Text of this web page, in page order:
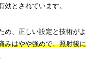
とされています。
め、正しい設定と技術がよ
みはやや強めで、照射後に